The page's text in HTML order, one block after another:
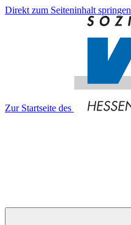
Direkt zum Seiteninhalt springen
Zur Startseite des